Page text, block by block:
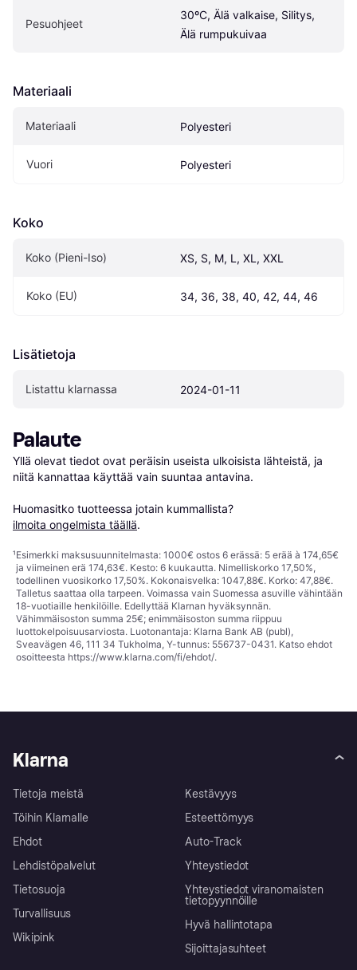
Pesuohjeet
30ºC, Älä valkaise, Silitys,
Älä rumpukuivaa
Materiaali
Materiaali Polyesteri
Vuori Polyesteri
Koko
Koko (Pieni-Iso) XS, S, M, L, XL, XXL
Koko (EU) 34, 36, 38, 40, 42, 44, 46
Lisätietoja
Listattu klarnassa 2024-01-11
Palaute
Yllä olevat tiedot ovat peräisin useista ulkoisista lähteistä, ja
niitä kannattaa käyttää vain suuntaa antavina.
Huomasitko tuotteessa jotain kummallista?
ilmoita ongelmista täällä.
¹Esimerkki maksusuunnitelmasta: 1000€ ostos 6 erässä: 5 erää à 174,65€
ja viimeinen erä 174,63€. Kesto: 6 kuukautta. Nimelliskorko 17,50%,
todellinen vuosikorko 17,50%. Kokonaisvelka: 1047,88€. Korko: 47,88€.
Talletus saattaa olla tarpeen. Voimassa vain Suomessa asuville vähintään
18-vuotiaille henkilöille. Edellyttää Klarnan hyväksynnän.
Vähimmäisoston summa 25€; enimmäisoston summa riippuu
luottokelpoisuusarviosta. Luotonantaja: Klarna Bank AB (publ),
Sveavägen 46, 111 34 Tukholma, Y-tunnus: 556737-0431. Katso ehdot
osoitteesta https://www.klarna.com/fi/ehdot/.
Klarna
Tietoja meistä
Töihin Klarnalle
Ehdot
Lehdistöpalvelut
Tietosuoja
Turvallisuus
Wikipink
Kestävyys
Esteettömyys
Auto-Track
Yhteystiedot
Yhteystiedot viranomaisten
tietopyynnöille
Hyvä hallintotapa
Sijoittajasuhteet